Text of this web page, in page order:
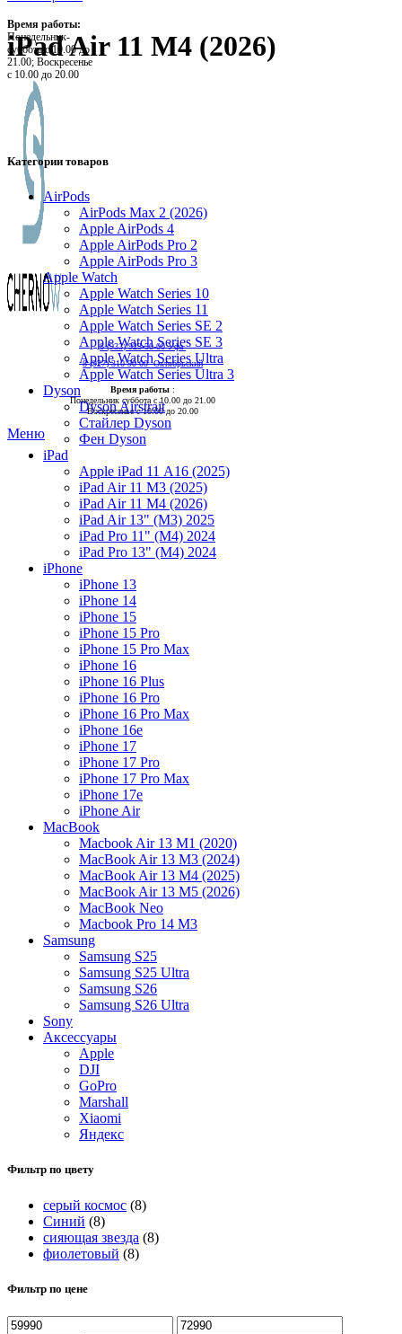
Время работы:
Понедельник-
суббота с 10.00 до
21.00; Воскресенье
с 10.00 до 20.00
8 (933) 923-50-00 Уфа
8 (927) 310-90-00 Октябрьский
Время работы :
Понедельник суббота с 10.00 до 21.00
Воскресенье с 10.00 до 20.00
Меню
iPad Air 11 M4 (2026)
Категории товаров
AirPods
AirPods Max 2 (2026)
Apple AirPods 4
Apple AirPods Pro 2
Apple AirPods Pro 3
Apple Watch
Apple Watch Series 10
Apple Watch Series 11
Apple Watch Series SE 2
Apple Watch Series SE 3
Apple Watch Series Ultra
Apple Watch Series Ultra 3
Dyson
Dyson Airstrait
Стайлер Dyson
Фен Dyson
iPad
Apple iPad 11 А16 (2025)
iPad Air 11 M3 (2025)
iPad Air 11 M4 (2026)
iPad Air 13" (M3) 2025
iPad Pro 11" (M4) 2024
iPad Pro 13" (M4) 2024
iPhone
iPhone 13
iPhone 14
iPhone 15
iPhone 15 Pro
iPhone 15 Pro Max
iPhone 16
iPhone 16 Plus
iPhone 16 Pro
iPhone 16 Pro Max
iPhone 16e
iPhone 17
iPhone 17 Pro
iPhone 17 Pro Max
iPhone 17e
iPhone Air
MacBook
Macbook Air 13 M1 (2020)
MacBook Air 13 М3 (2024)
MacBook Air 13 М4 (2025)
MacBook Air 13 М5 (2026)
MacBook Neo
Macbook Pro 14 M3
Samsung
Samsung S25
Samsung S25 Ultra
Samsung S26
Samsung S26 Ultra
Sony
Аксессуары
Apple
DJI
GoPro
Marshall
Xiaomi
Яндекс
Фильтр по цвету
серый космос (8)
Синий (8)
сияющая звезда (8)
фиолетовый (8)
Фильтр по цене